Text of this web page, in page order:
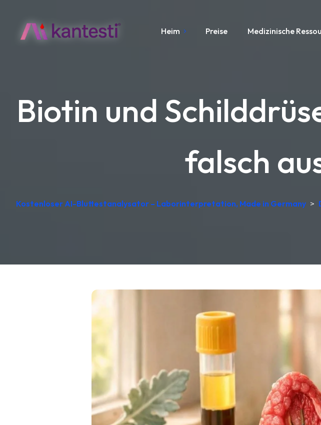
Heim Preise Medizinische
Biotin und
falsch
Kostenloser AI-Bluttestanalysator – Laborinterpretation, Made in Germany >